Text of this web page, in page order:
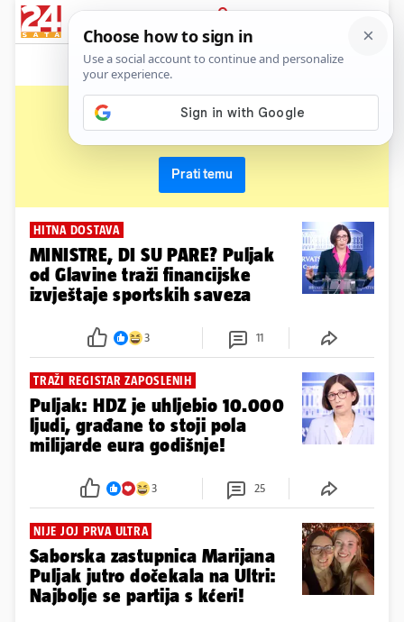
PRIJAVA
News
marijana puljak
Prati temu
HITNA DOSTAVA
MINISTRE, DI SU PARE? Puljak
od Glavine traži financijske
izvještaje sportskih saveza
3 11
TRAŽI REGISTAR ZAPOSLENIH
Puljak: HDZ je uhljebio 10.000
ljudi, građane to stoji pola
milijarde eura godišnje!
3 25
NIJE JOJ PRVA ULTRA
Saborska zastupnica Marijana
Puljak jutro dočekala na Ultri:
Najbolje se partija s kćeri!